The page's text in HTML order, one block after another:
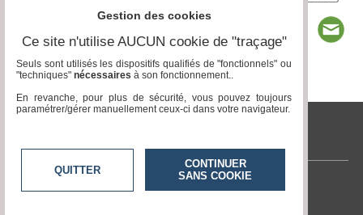
tvlocale.fr
Contactez-nous
Gestion des cookies
Ce site n'utilise AUCUN cookie de "traçage"
Seuls sont utilisés les dispositifs qualifiés de "fonctionnels" ou
"techniques" nécessaires à son fonctionnement..
En revanche, pour plus de sécurité, vous pouvez toujours
paramétrer/gérer manuellement ceux-ci dans votre navigateur.
QUITTER
CONTINUER
SANS COOKIE